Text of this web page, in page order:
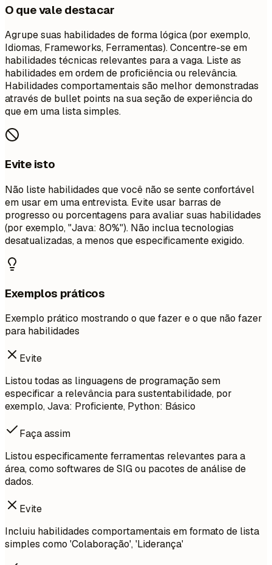
O que vale destacar
Agrupe suas habilidades de forma lógica (por exemplo,
Idiomas, Frameworks, Ferramentas). Concentre-se em
habilidades técnicas relevantes para a vaga. Liste as
habilidades em ordem de proficiência ou relevância.
Habilidades comportamentais são melhor demonstradas
através de bullet points na sua seção de experiência do
que em uma lista simples.
Evite isto
Não liste habilidades que você não se sente confortável
em usar em uma entrevista. Evite usar barras de
progresso ou porcentagens para avaliar suas habilidades
(por exemplo, "Java: 80%"). Não inclua tecnologias
desatualizadas, a menos que especificamente exigido.
Exemplos práticos
Exemplo prático mostrando o que fazer e o que não fazer
para habilidades
Evite
Listou todas as linguagens de programação sem
especificar a relevância para sustentabilidade, por
exemplo, Java: Proficiente, Python: Básico
Faça assim
Listou especificamente ferramentas relevantes para a
área, como softwares de SIG ou pacotes de análise de
dados.
Evite
Incluiu habilidades comportamentais em formato de lista
simples como 'Colaboração', 'Liderança'